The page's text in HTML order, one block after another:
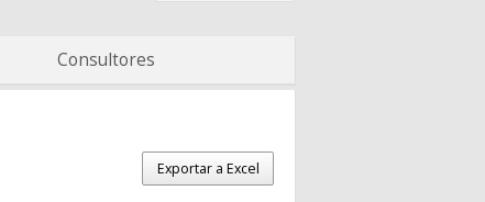
Consultores
Exportar a Excel